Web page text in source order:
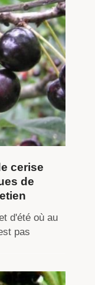
cerise
de
d'été où au
pas